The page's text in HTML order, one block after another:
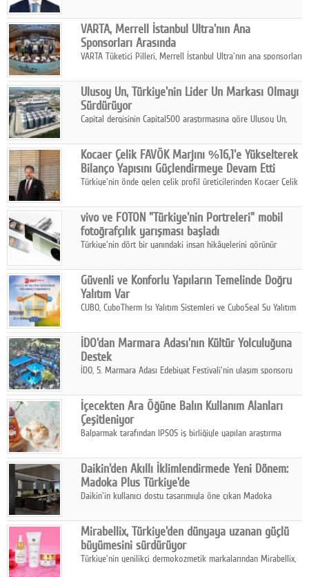
yılının ilk yarısında güçlü finansal performansını korudu.
VARTA, Merrell İstanbul Ultra'nın Ana
Sponsorları Arasında
VARTA Tüketici Pilleri, Merrell İstanbul Ultra'nın ana sponsorları
enerjisine güç katıyor.
Ulusoy Un, Türkiye'nin Lider Un Markası Olmayı
Sürdürüyor
Capital dergisinin Capital500 araştırmasına göre Ulusoy Un,
hasılatıyla Türkiye'nin en büyük 83. firması oldu.
Kocaer Çelik FAVÖK Marjını %16,1'e Yükselterek
Bilanço Yapısını Güçlendirmeye Devam Etti
Türkiye'nin önde gelen çelik profil üreticilerinden Kocaer Çelik
Çelik FAVÖK Marjını %16,1'e yükseltti.
vivo ve FOTON "Türkiye'nin Portreleri" mobil
fotoğrafçılık yarışması başladı
Türkiye'nin dört bir yanındaki insan hikâyelerini görünür
insanını, kültürünü ve yaşamını portre fotoğraflarıyla
anlatmaya davet ediyor.
Güvenli ve Konforlu Yapıların Temelinde Doğru
Yalıtım Var
CUBO, CuboTherm Isı Yalıtım Sistemleri ve CuboSeal Su Yalıtım
ve sürdürülebilir çözümler sunuyor.
İDO'dan Marmara Adası'nın Kültür Yolculuğuna
Destek
İDO, 5. Marmara Adası Edebiyat Festivali'nin ulaşım sponsoru
ettiriyor.
İçecekten Ara Öğüne Balın Kullanım Alanları
Çeşitleniyor
Balparmak tarafından IPSOS iş birliğiyle yapılan araştırma
ıhlamur gibi içeceklerde tercih ettiğini ortaya koyuyor.
Daikin'den Akıllı İklimlendirmede Yeni Dönem:
Madoka Plus Türkiye'de
Daikin'in kullanıcı dostu tasarımıyla öne çıkan Madoka
kontrol ünitesi Madoka Plus Türkiye'de satışa sunuldu.
Mirabellix, Türkiye'den dünyaya uzanan güçlü
büyümesini sürdürüyor
Türkiye'nin yenilikçi dermokozmetik markalarından Mirabellix,